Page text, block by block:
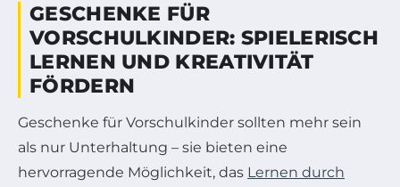
GESCHENKE FÜR
VORSCHULKINDER: SPIELERISCH
LERNEN UND KREATIVITÄT
FÖRDERN
Geschenke für Vorschulkinder sollten mehr sein
als nur Unterhaltung – sie bieten eine
hervorragende Möglichkeit, das Lernen durch